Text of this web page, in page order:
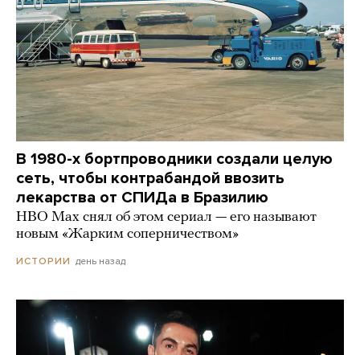
В 1980-х бортпроводники создали целую
сеть, чтобы контрабандой ввозить
лекарства от СПИДа в Бразилию
HBO Max снял об этом сериал — его называют
новым «Жарким соперничеством»
ИСТОРИИ день назад